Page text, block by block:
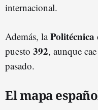
internacional.
Además, la
puesto 392, aunque
pasado.
El mapa